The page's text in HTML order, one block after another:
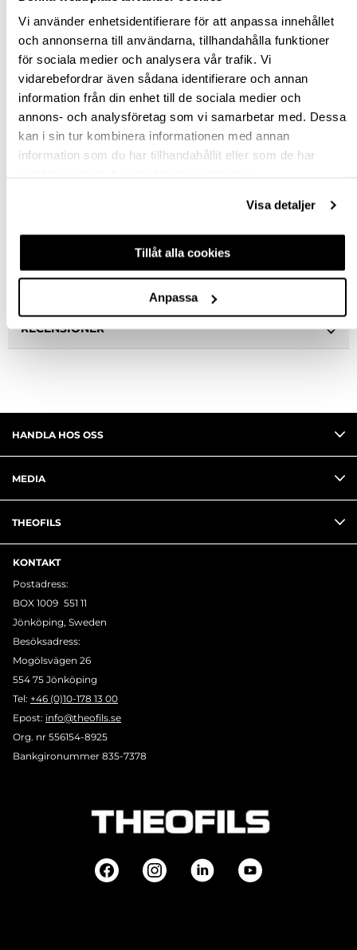
Vi använder enhetsidentifierare för att anpassa innehållet
och annonserna till användarna, tillhandahålla funktioner
för sociala medier och analysera vår trafik. Vi
vidarebefordrar även sådana identifierare och annan
information från din enhet till de sociala medier och
annons- och analysföretag som vi samarbetar med. Dessa
kan i sin tur kombinera informationen med annan
information som du har tillhandahållit eller som de har
Visa detaljer
Tillåt alla cookies
Anpassa
Rensa val
st
VÄLJ VARIANT
Snabba leveranser
RECENSIONER
HANDLA HOS OSS
MEDIA
THEOFILS
KONTAKT
Postadress:
BOX 1009 551 11
Jönköping, Sweden
Besöksadress:
Mogölsvägen 26
554 75 Jönköping
Tel: +46 (0)10-178 13 00
Epost: info@theofils.se
Org. nr 556154-8925
Bankgironummer 835-7378